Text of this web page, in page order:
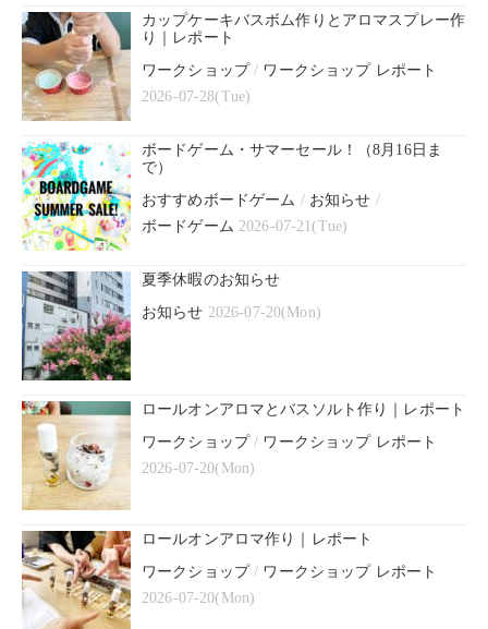
カップケーキバスボム作りとアロマスプレー作
り｜レポート
ワークショップ/ ワークショップ レポート
2026-07-28(Tue)
ボードゲーム・サマーセール！（8月16日ま
で）
おすすめボードゲーム / お知らせ /
ボードゲーム 2026-07-21(Tue)
夏季休暇のお知らせ
お知らせ 2026-07-20(Mon)
ロールオンアロマとバスソルト作り｜レポート
ワークショップ/ ワークショップ レポート
2026-07-20(Mon)
ロールオンアロマ作り｜レポート
ワークショップ/ ワークショップ レポート
2026-07-20(Mon)